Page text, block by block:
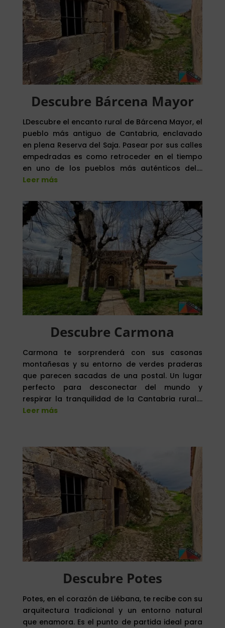
Descubre Bárcena Mayor
LDescubre el encanto rural de Bárcena Mayor, el
pueblo más antiguo de Cantabria, enclavado
en plena Reserva del Saja. Pasear por sus calles
empedradas es como retroceder en el tiempo
en uno de los pueblos más auténticos del….
Leer más
Descubre Carmona
Carmona te sorprenderá con sus casonas
montañesas y su entorno de verdes praderas
que parecen sacadas de una postal. Un lugar
perfecto para desconectar del mundo y
respirar la tranquilidad de la Cantabria rural….
Leer más
Descubre Potes
Potes, en el corazón de Liébana, te recibe con su
arquitectura tradicional y un entorno natural
que enamora. Es el punto de partida ideal para